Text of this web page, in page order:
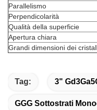
Parallelismo
Perpendicolarità
Qualità della superficie
Apertura chiara
Grandi dimensioni dei
Tag: 3"
GGG Sottostrati